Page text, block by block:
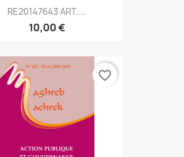
RE20147643 ART....
10,00 €
favorite_border